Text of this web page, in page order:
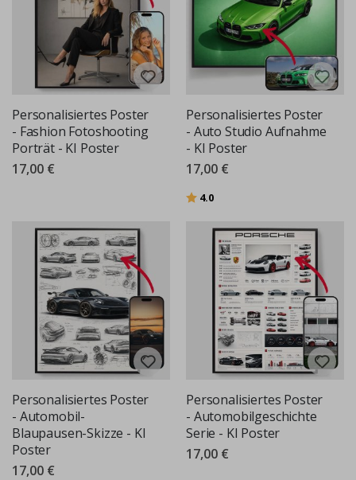
Personalisiertes Poster
- Fashion Fotoshooting
Porträt - KI Poster
17,00 €
Personalisiertes Poster
- Auto Studio Aufnahme
- KI Poster
17,00 €
Bewertung:
4.0
Personalisiertes Poster
- Automobil-
Blaupausen-Skizze - KI
Poster
17,00 €
Personalisiertes Poster
- Automobilgeschichte
Serie - KI Poster
17,00 €